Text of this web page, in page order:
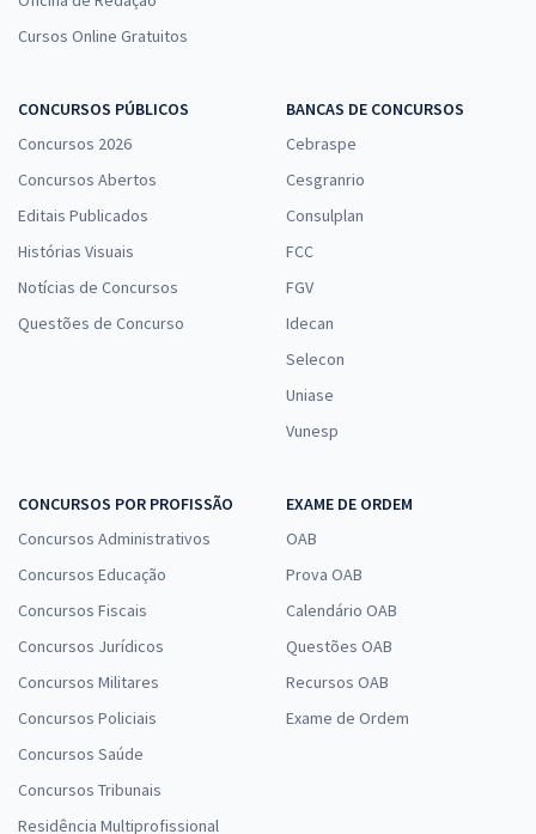
Cursos Online Gratuitos
CONCURSOS PÚBLICOS
Concursos 2026
Concursos Abertos
Editais Publicados
Histórias Visuais
Notícias de Concursos
Questões de Concurso
BANCAS DE CONCURSOS
Cebraspe
Cesgranrio
Consulplan
FCC
FGV
Idecan
Selecon
Uniase
Vunesp
CONCURSOS POR PROFISSÃO
Concursos Administrativos
Concursos Educação
Concursos Fiscais
Concursos Jurídicos
Concursos Militares
Concursos Policiais
Concursos Saúde
Concursos Tribunais
Residência Multiprofissional
EXAME DE ORDEM
OAB
Prova OAB
Calendário OAB
Questões OAB
Recursos OAB
Exame de Ordem